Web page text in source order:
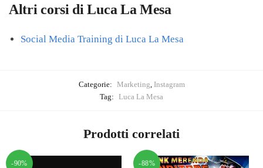
Altri corsi di Luca La Mesa
Social Media Training di Luca La Mesa
Categorie: Marketing, Instagram
Tag: Luca La Mesa
Prodotti correlati
-90% -88%